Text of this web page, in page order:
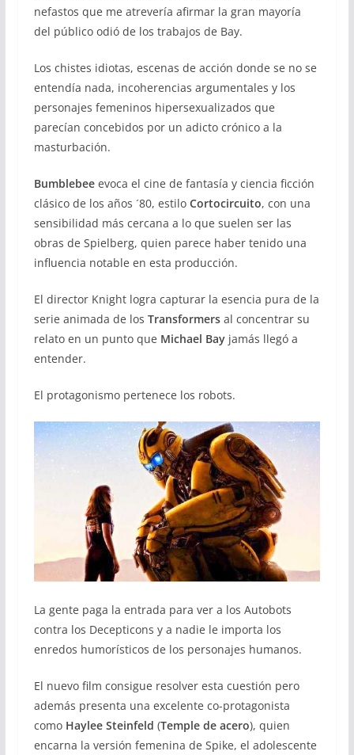
nefastos que me atrevería afirmar la gran mayoría
del público odió de los trabajos de Bay.
Los chistes idiotas, escenas de acción donde se no se
entendía nada, incoherencias argumentales y los
personajes femeninos hipersexualizados que
parecían concebidos por un adicto crónico a la
masturbación.
Bumblebee evoca el cine de fantasía y ciencia ficción
clásico de los años ´80, estilo Cortocircuito, con una
sensibilidad más cercana a lo que suelen ser las
obras de Spielberg, quien parece haber tenido una
influencia notable en esta producción.
El director Knight logra capturar la esencia pura de la
serie animada de los Transformersal concentrar su
relato en un punto que Michael Bayjamás llegó a
entender.
El protagonismo pertenece los robots.
La gente paga la entrada para ver a los Autobots
contra los Decepticons y a nadie le importa los
enredos humorísticos de los personajes humanos.
El nuevo film consigue resolver esta cuestión pero
además presenta una excelente co-protagonista
como Haylee Steinfeld (Temple de acero), quien
encarna la versión femenina de Spike, el adolescente